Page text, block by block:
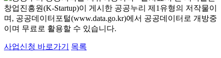
창업진흥원(K-Startup)이 게시한 공공누리 제1유형의 저작물이
며, 공공데이터포털(www.data.go.kr)에서 공공데이터로 개방중
이며 무료로 활용할 수 있습니다.
사업신청 바로가기 목록